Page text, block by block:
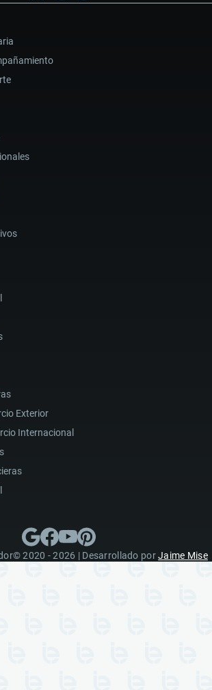
Exterior
Internacional
2020 - 2026 | Desarrollado porJaime Mise